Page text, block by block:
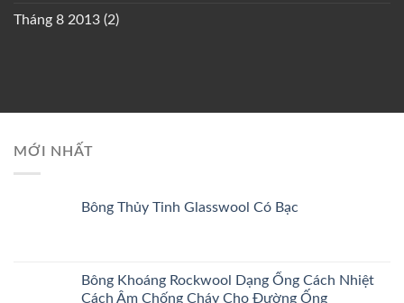
Tháng 8 2013 (2)
MỚI NHẤT
Bông Thủy Tinh Glasswool Có Bạc
Bông Khoáng Rockwool Dạng Ống Cách Nhiệt
Cách Âm Chống Cháy Cho Đường Ống